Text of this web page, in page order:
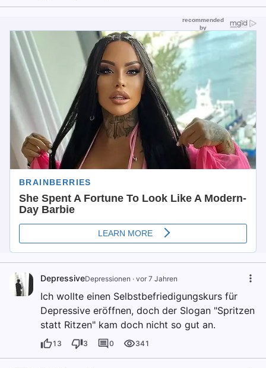
DepressiveDepressionen · vor 7 Jahren
Ich wollte einen Selbstbefriedigungskurs für
Depressive eröffnen, doch der Slogan "Spritzen
statt Ritzen" kam doch nicht so gut an.
13 3 0 341